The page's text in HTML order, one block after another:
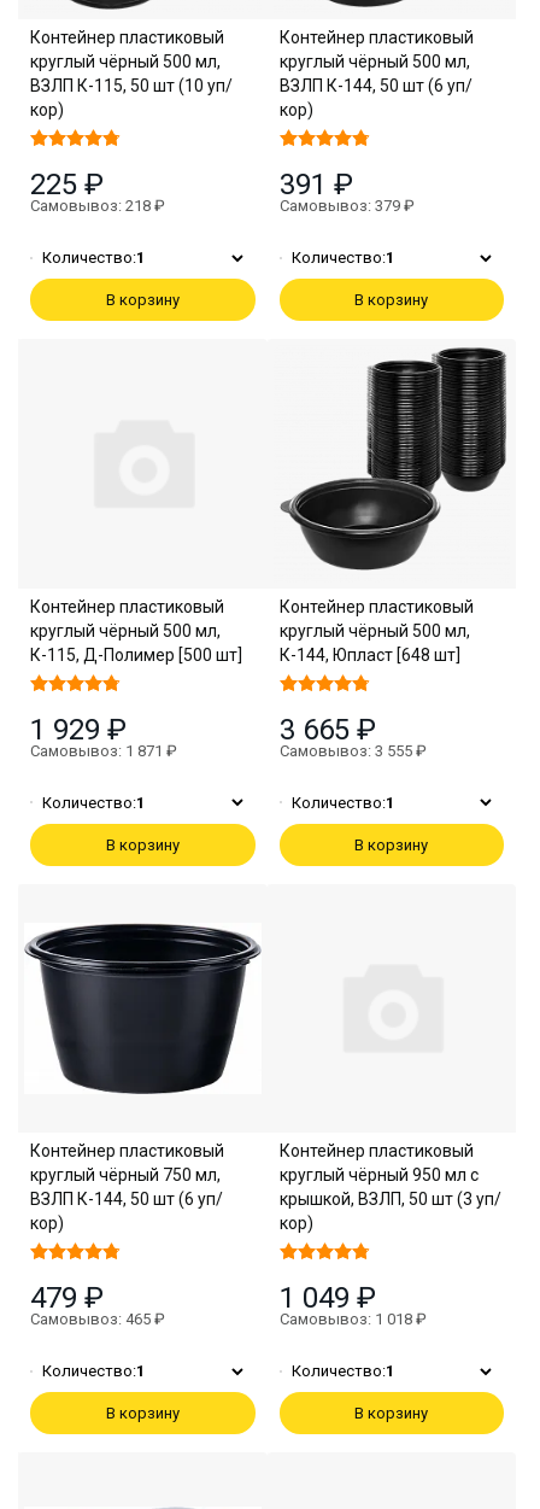
Контейнер пластиковый
круглый чёрный 500 мл,
ВЗЛП К-115, 50 шт (10 уп/
кор)
225 ₽
Самовывоз: 218 ₽
Количество:1
В корзину
Контейнер пластиковый
круглый чёрный 500 мл,
ВЗЛП К-144, 50 шт (6 уп/
кор)
391 ₽
Самовывоз: 379 ₽
Количество:1
В корзину
Контейнер пластиковый
круглый чёрный 500 мл,
К-115, Д-Полимер [500 шт]
1 929 ₽
Самовывоз: 1 871 ₽
Количество:1
В корзину
Контейнер пластиковый
круглый чёрный 500 мл,
К-144, Юпласт [648 шт]
3 665 ₽
Самовывоз: 3 555 ₽
Количество:1
В корзину
Контейнер пластиковый
круглый чёрный 750 мл,
ВЗЛП К-144, 50 шт (6 уп/
кор)
479 ₽
Самовывоз: 465 ₽
Количество:1
В корзину
Контейнер пластиковый
круглый чёрный 950 мл с
крышкой, ВЗЛП, 50 шт (3 уп/
кор)
1 049 ₽
Самовывоз: 1 018 ₽
Количество:1
В корзину